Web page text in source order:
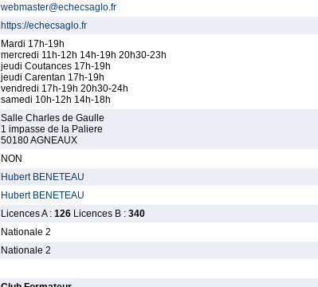
webmaster@echecsaglo.fr
https://echecsaglo.fr
Mardi 17h-19h
mercredi 11h-12h 14h-19h 20h30-23h
jeudi Coutances 17h-19h
jeudi Carentan 17h-19h
vendredi 17h-19h 20h30-24h
samedi 10h-12h 14h-18h
Salle Charles de Gaulle
1 impasse de la Paliere
50180 AGNEAUX
NON
Hubert BENETEAU
Hubert BENETEAU
Licences A : 126 Licences B : 340
Nationale 2
Nationale 2